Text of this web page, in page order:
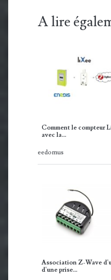
A lire
Comment le compteur
avec la…
eedomus
Association Z-Wave
d'une prise…